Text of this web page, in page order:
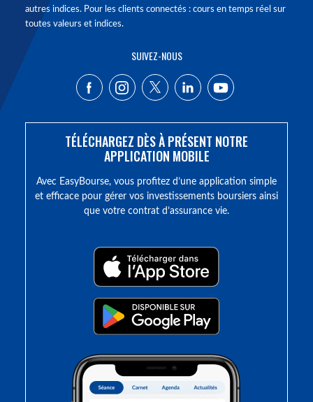
autres indices. Pour les clients connectés : cours en temps réel sur
toutes valeurs et indices.
SUIVEZ-NOUS
TÉLÉCHARGEZ DÈS À PRÉSENT NOTRE
APPLICATION MOBILE
Avec EasyBourse, vous profitez d’une application simple
et efficace pour gérer vos investissements boursiers ainsi
que votre contrat d’assurance vie.